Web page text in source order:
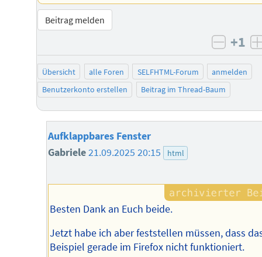
Beitrag melden
+1
Übersicht alle Foren SELFHTML-Forum
anmelden
Benutzerkonto erstellen
Beitrag im Thread-Baum
Aufklappbares Fenster
Gabriele21.09.2025 20:15 html
Besten Dank an Euch beide.
Jetzt habe ich aber feststellen müssen, dass
Beispiel gerade im Firefox nicht funktioniert.